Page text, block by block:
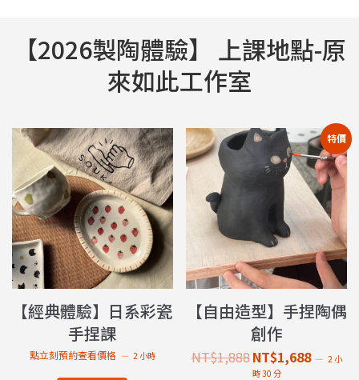
【2026製陶體驗】 上課地點-原
來如此工作室
【經典體驗】日系彩瓷
手捏課
點立刻預約查看價格 2 小時
特價
【自由造型】手捏陶偶
創作
NT$1,888NT$1,688
2 小
時 30 分